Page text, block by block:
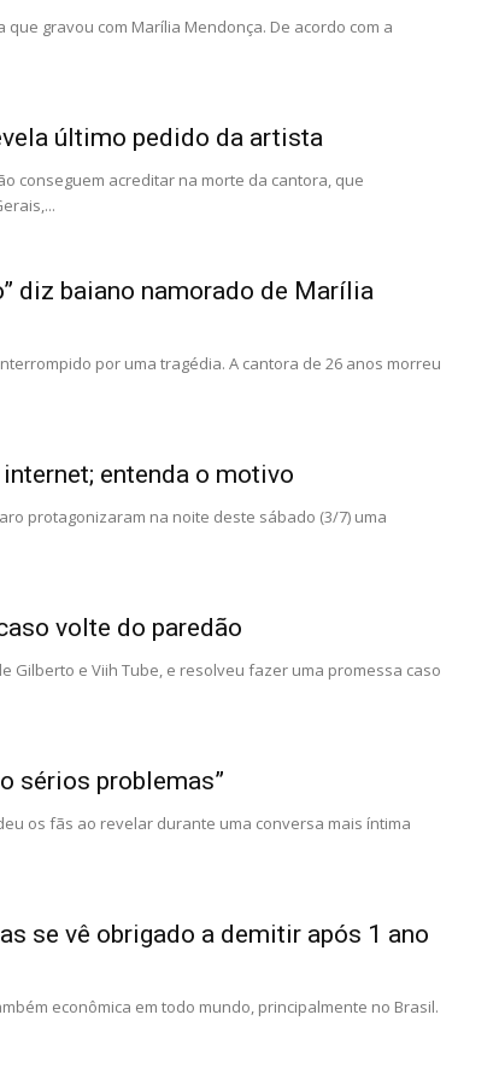
gravou com Marília Mendonça. De acordo com a
último pedido da artista
conseguem acreditar na morte da cantora, que
diz baiano namorado de Marília
por uma tragédia. A cantora de 26 anos morreu
entenda o motivo
protagonizaram na noite deste sábado (3/7) uma
volte do paredão
Gilberto e Viih Tube, e resolveu fazer uma promessa caso
sérios problemas”
os fãs ao revelar durante uma conversa mais íntima
se vê obrigado a demitir após 1 ano
econômica em todo mundo, principalmente no Brasil.